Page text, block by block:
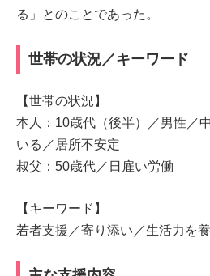
る」とのことであった。
世帯の状況／キーワード
【世帯の状況】
本人：10歳代（後半）／男性／
いる／居所不安定
叔父：50歳代／日雇い労働
【キーワード】
若者支援／寄り添い／生活力を